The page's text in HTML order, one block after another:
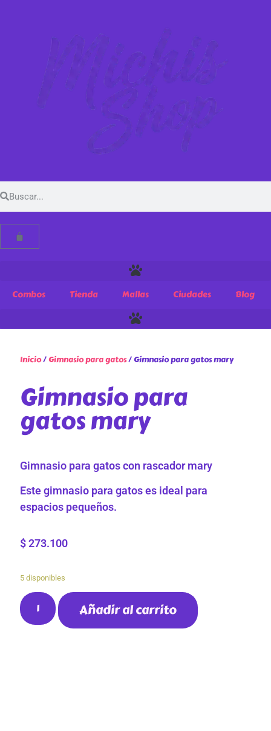
Combos Tienda Mallas Ciudades Blog
Inicio/Gimnasio para gatos/ Gimnasio para gatos mary
Gimnasio para
gatos mary
Gimnasio para gatos con rascador mary
Este gimnasio para gatos es ideal para
espacios pequeños.
$ 273.100
5 disponibles
Añadir al carrito